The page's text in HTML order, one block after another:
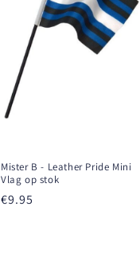
Mister B - Leather Pride Mini
Vlag op stok
Prezzo
€9.95